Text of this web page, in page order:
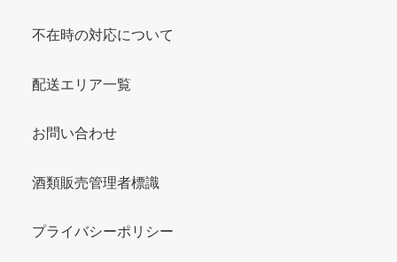
不在時の対応について
配送エリア一覧
お問い合わせ
酒類販売管理者標識
プライバシーポリシー